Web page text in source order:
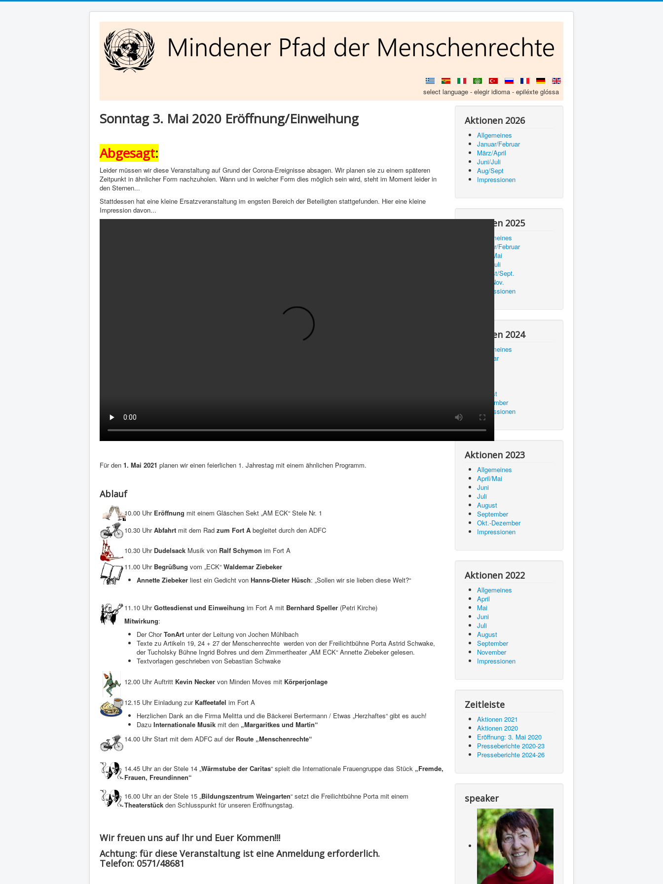
select language - elegir idioma - epiléxte glóssa
Sonntag 3. Mai 2020 Eröffnung/Einweihung
Abgesagt:
Leider müssen wir diese Veranstaltung auf Grund der Corona-Ereignisse absagen. Wir planen sie zu einem späteren
Zeitpunkt in ähnlicher Form nachzuholen. Wann und in welcher Form dies möglich sein wird, steht im Moment leider in
den Sternen...
Stattdessen hat eine kleine Ersatzveranstaltung im engsten Bereich der Beteiligten stattgefunden. Hier eine kleine
Impression davon...
Für den 1. Mai 2021 planen wir einen feierlichen 1. Jahrestag mit einem ähnlichen Programm.
Ablauf
10.00 Uhr Eröffnung mit einem Gläschen Sekt „AM ECK“ Stele Nr. 1
10.30 UhrAbfahrt mit dem Rad zum Fort A begleitet durch den ADFC
10.30 Uhr Dudelsack Musik von Ralf Schymon im Fort A
11.00 Uhr Begrüßung vom „ECK“ Waldemar Ziebeker
Annette Ziebeker liest ein Gedicht von Hanns-Dieter Hüsch: „Sollen wir sie lieben diese Welt?“
11.10 UhrGottesdienst und Einweihung im Fort A mit Bernhard Speller (Petri Kirche)
Mitwirkung:
Der ChorTonArt unter der Leitung von Jochen Mühlbach
Texte zu Artikeln 19, 24 + 27 der Menschenrechte werden von der Freilichtbühne Porta Astrid Schwake,
der Tucholsky Bühne Ingrid Bohres und dem Zimmertheater „AM ECK“ Annette Ziebeker gelesen.
Textvorlagen geschrieben von Sebastian Schwake
12.00 Uhr Auftritt Kevin Necker von Minden Moves mit Körperjonlage
12.15 Uhr Einladung zur Kaffeetafel im Fort A
Herzlichen Dank an die Firma Melitta und die Bäckerei Bertermann / Etwas „Herzhaftes“ gibt es auch!
Dazu Internationale Musik mit den „Margaritkes und Martin“
14.00 Uhr Start mit dem ADFC auf der Route „Menschenrechte“
14.45 Uhr an der Stele 14 „Wärmstube der Caritas“ spielt die Internationale Frauengruppe das Stück „Fremde,
Frauen, Freundinnen“
16.00 Uhr an der Stele 15 „Bildungszentrum Weingarten“ setzt die Freilichtbühne Porta mit einem
Theaterstück den Schlusspunkt für unseren Eröffnungstag.
Wir freuen uns auf Ihr und Euer Kommen!!!
Achtung: für diese Veranstaltung ist eine Anmeldung erforderlich.
Telefon: 0571/48681
Aktionen 2026
Allgemeines
Januar/Februar
März/April
Juni/Juli
Aug/Sept
Impressionen
Aktionen 2025
Allgemeines
Januar/Februar
April/Mai
Juni/Juli
August/Sept.
Okt./Nov.
Impressionen
Aktionen 2024
Allgemeines
Februar
August
September
Impressionen
Aktionen 2023
Allgemeines
April/Mai
Juni
Juli
August
September
Okt.-Dezember
Impressionen
Aktionen 2022
Allgemeines
April
Mai
Juni
Juli
August
September
November
Impressionen
Zeitleiste
Aktionen 2021
Aktionen 2020
Eröffnung: 3. Mai 2020
Presseberichte 2020-23
Presseberichte 2024-26
speaker